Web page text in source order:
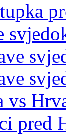
vs
pred